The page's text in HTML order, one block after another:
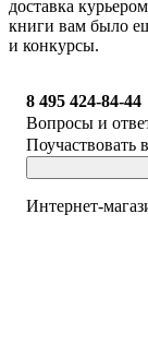
доставка
книги вам было
и конкурсы.
8 495 424-84-44
Вопросы и
Поучаствовать
Интернет-